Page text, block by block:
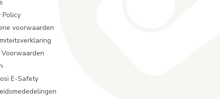
Policy
voorwaarden
E-Safety